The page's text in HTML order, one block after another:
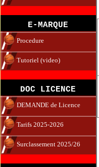
E-MARQUE
Procedure
Tutoriel (video)
DOC LICENCE
DEMANDE de Licence
Tarifs 2025-2026
Surclassement 2025/26